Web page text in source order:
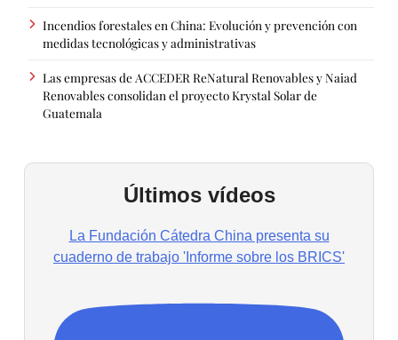
Incendios forestales en China: Evolución y prevención con
medidas tecnológicas y administrativas
Las empresas de ACCEDER ReNatural Renovables y Naiad
Renovables consolidan el proyecto Krystal Solar de
Guatemala
Últimos vídeos
La Fundación Cátedra China presenta su
cuaderno de trabajo 'Informe sobre los BRICS'